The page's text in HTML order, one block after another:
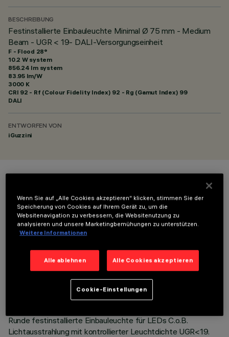
BESCHREIBUNG
Festinstallierte Einbauleuchte Minimal Ø 75 mm - Medium
Beam - UGR < 19- DALI-Versorgungseinheit
F - Flood 28°
10.2 W system
856.24 lm system
83.95 lm/W
3000 K
CRI 92 - Rf (Colour Fidelity Index) 92 - Rg (Gamut Index) 99
DALI
ENTWORFEN VON
iGuzzini
TECHNISCHE DATEN
Runde festinstallierte Einbauleuchte für LEDs C.o.B.
Lichtausstrahlung mit kontrollierter Leuchtdichte UGR<19.
Wenn Sie auf „Alle Cookies akzeptieren“ klicken, stimmen Sie der
Speicherung von Cookies auf Ihrem Gerät zu, um die
Websitenavigation zu verbessern, die Websitenutzung zu
analysieren und unsere Marketingbemühungen zu unterstützen.
Weitere Informationen
Alle ablehnen Alle Cookies akzeptieren
Cookie-Einstellungen